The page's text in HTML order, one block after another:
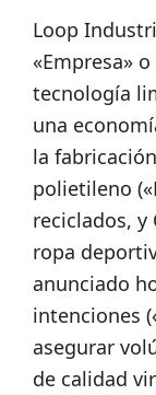
Loop
«Empresa»
tecnología
una
la
polietileno
reciclados, y
ropa
anunciado
intenciones
asegurar
de calidad